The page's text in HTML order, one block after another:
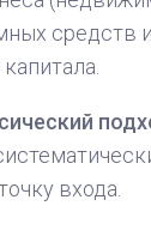
средств
входа.